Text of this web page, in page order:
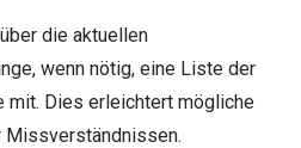
die aktuellen
wenn nötig, eine Liste der
mit. Dies erleichtert mögliche
Missverständnissen.